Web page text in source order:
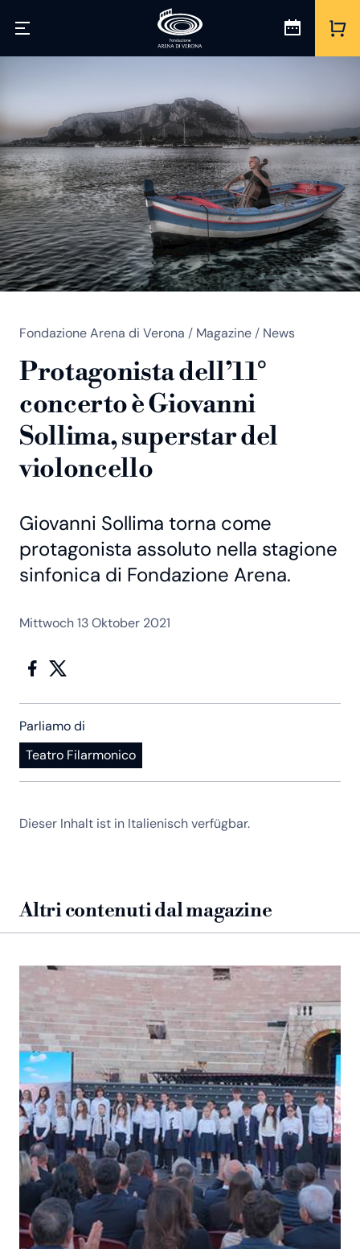
Fondazione Arena di Verona / Magazine/ News
Protagonista dell’11°
concerto è Giovanni
Sollima, superstar del
violoncello
Giovanni Sollima torna come
protagonista assoluto nella stagione
sinfonica di Fondazione Arena.
Mittwoch 13 Oktober 2021
Parliamo di
Teatro Filarmonico
Dieser Inhalt ist in Italienisch verfügbar.
Altri contenuti dal magazine